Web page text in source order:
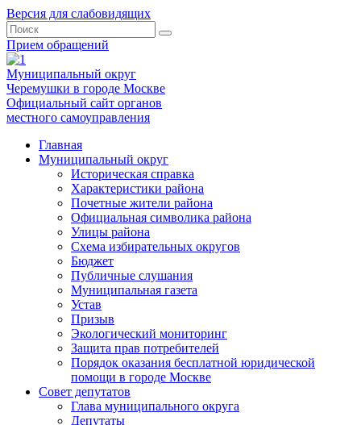
Версия для слабовидящих
Прием обращений
Муниципальный округ
Черемушки в городе Москве
Официальный сайт органов
местного самоуправления
Главная
Муниципальный округ
Историческая справка
Характеристики района
Почетные жители района
Официальная символика района
Улицы района
Схема избирательных округов
Бюджет
Публичные слушания
Муниципальная газета
Устав
Призыв
Экологический мониторинг
Защита прав потребителей
Порядок оказания бесплатной юридической
помощи в городе Москве
Совет депутатов
Глава муниципального округа
Депутаты